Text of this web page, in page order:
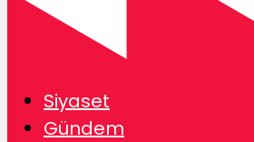
Siyaset
Gündem